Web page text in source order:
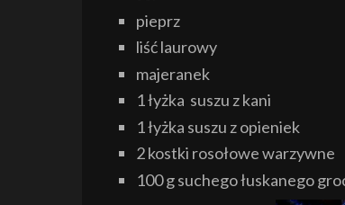
pieprz
liść laurowy
majeranek
1 łyżka suszu z kani
1 łyżka suszu z opieniek
2 kostki rosołowe warzywne
100 g suchego łuskanego